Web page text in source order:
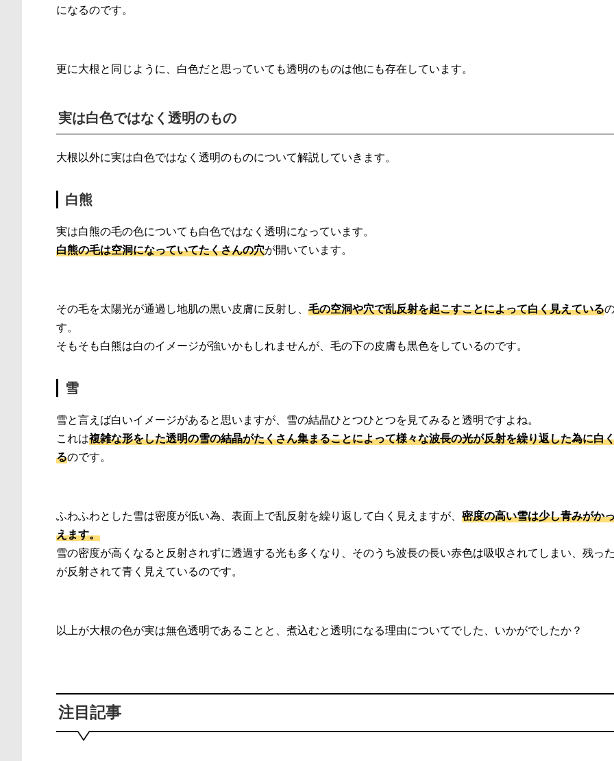
になるのです。
更に大根と同じように、白色だと思っていても透明のものは他にも存在しています。
実は白色ではなく透明のもの
大根以外に実は白色ではなく透明のものについて解説していきます。
白熊
実は白熊の毛の色についても白色ではなく透明になっています。
白熊の毛は空洞になっていてたくさんの穴が開いています。
その毛を太陽光が通過し地肌の黒い皮膚に反射し、 毛の空洞や穴で乱反射を起こすことによって白く見えている
す。
そもそも白熊は白のイメージが強いかもしれませんが、毛の下の皮膚も黒色をしているのです。
雪
雪と言えば白いイメージがあると思いますが、雪の結晶ひとつひとつを見てみると透明ですよね。
これは複雑な形をした透明の雪の結晶がたくさん集まることによって様々な波長の光が反射を繰り返した為に白
るのです。
ふわふわとした雪は密度が低い為、表面上で乱反射を繰り返して白く見えますが、 密度の高い雪は少し青みがか
えます。
雪の密度が高くなると反射されずに透過する光も多くなり、そのうち波長の長い赤色は吸収されてしまい、残っ
が反射されて青く見えているのです。
以上が大根の色が実は無色透明であることと、煮込むと透明になる理由についてでした、いかがでしたか？
注目記事